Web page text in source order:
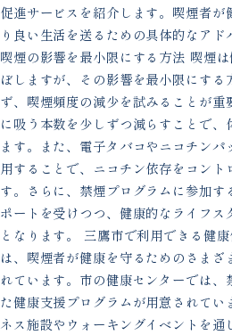
促進サービスを紹介します。喫煙者が
り良い生活を送るための具体的なアド
喫煙の影響を最小限にする方法 喫煙
ぼしますが、その影響を最小限にする
ず、喫煙頻度の減少を試みることが重
に吸う本数を少しずつ減らすことで、
ます。また、電子タバコやニコチンパ
用することで、ニコチン依存をコント
す。さらに、禁煙プログラムに参加す
ポートを受けつつ、健康的なライフス
となります。 三鷹市で利用できる健
は、喫煙者が健康を守るためのさまざ
れています。市の健康センターでは、
た健康支援プログラムが用意されてい
ネス施設やウォーキングイベントを通